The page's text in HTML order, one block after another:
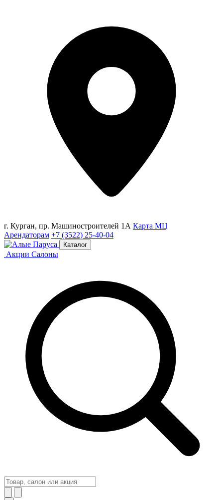
г. Курган, пр. Машиностроителей 1А Карта МЦ
Арендаторам +7 (3522) 25-40-04
Каталог
Акции Салоны